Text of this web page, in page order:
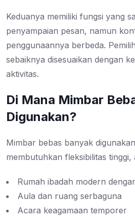
Keduanya memiliki fungsi yang
penyampaian pesan, namun
penggunaannya berbeda.
sebaiknya disesuaikan dengan
aktivitas.
Di Mana Mimbar
Digunakan?
Mimbar bebas banyak
membutuhkan fleksibilitas tinggi,
Rumah ibadah modern
Aula dan ruang serbaguna
Acara keagamaan temporer